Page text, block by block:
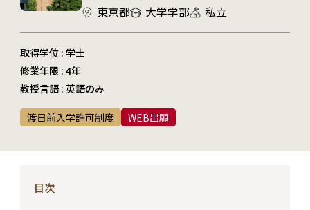
東京都 大学学部 私立
取得学位 : 学士
修業年限 : 4年
教授言語 : 英語のみ
渡日前入学許可制度 WEB出願
目次